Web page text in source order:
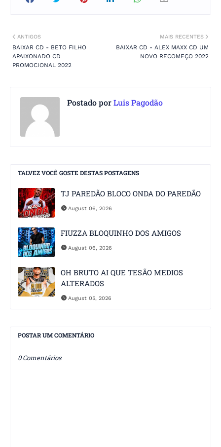
MAIS RECENTES
BAIXAR CD - ALEX MAXX CD UM
NOVO RECOMEÇO 2022
ANTIGOS
BAIXAR CD - BETO FILHO
APAIXONADO CD
PROMOCIONAL 2022
Postado porLuis Pagodão
TALVEZ VOCÊ GOSTE DESTAS POSTAGENS
TJ PAREDÃO BLOCO ONDA DO PAREDÃO
August 06, 2026
FIUZZA BLOQUINHO DOS AMIGOS
August 06, 2026
OH BRUTO AI QUE TESÃO MEDIOS
ALTERADOS
August 05, 2026
POSTAR UM COMENTÁRIO
0 Comentários